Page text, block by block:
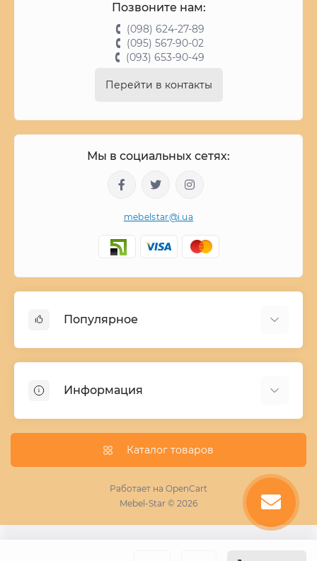
Позвоните нам:
(098) 624-27-89
(095) 567-90-02
(093) 653-90-49
Перейти в контакты
Мы в социальных сетях:
mebelstar@i.ua
Популярное
Шкафы купе ширина 90-210 cм высота 220 cм
Комоды из дерева
Кухни
Информация
Условия поставки мебели
Фотопечать для шкафа купе
Пескоструй
Каталог товаров
Работает на OpenCart
Mebel-Star © 2026